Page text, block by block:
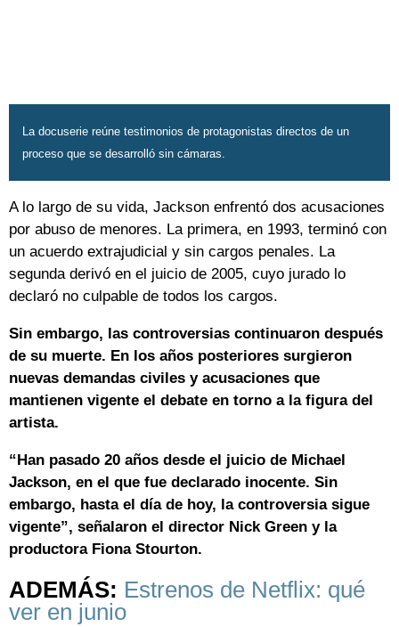
La docuserie reúne testimonios de protagonistas directos de un
proceso que se desarrolló sin cámaras.
A lo largo de su vida, Jackson enfrentó dos acusaciones
por abuso de menores. La primera, en 1993, terminó con
un acuerdo extrajudicial y sin cargos penales. La
segunda derivó en el juicio de 2005, cuyo jurado lo
declaró no culpable de todos los cargos.
Sin embargo, las controversias continuaron después
de su muerte. En los años posteriores surgieron
nuevas demandas civiles y acusaciones que
mantienen vigente el debate en torno a la figura del
artista.
“Han pasado 20 años desde el juicio de Michael
Jackson, en el que fue declarado inocente. Sin
embargo, hasta el día de hoy, la controversia sigue
vigente”, señalaron el director Nick Green y la
productora Fiona Stourton.
ADEMÁS: Estrenos de Netflix: qué
ver en junio